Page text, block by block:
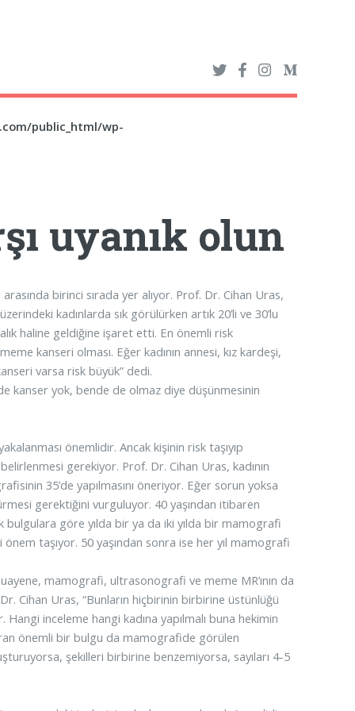
public_html/wp-
uyanık olun
birinci sırada yer alıyor. Prof. Dr. Cihan Uras,
kadınlarda sık görülürken artık 20’li ve 30’lu
haline geldiğine işaret etti. En önemli risk
kanseri olması. Eğer kadının annesi, kız kardeşi,
varsa risk büyük” dedi.
kanser yok, bende de olmaz diye düşünmesinin
önemlidir. Ancak kişinin risk taşıyıp
gerekiyor. Prof. Dr. Cihan Uras, kadının
35’de yapılmasını öneriyor. Eğer sorun yoksa
gerektiğini vurguluyor. 40 yaşından itibaren
bulgulara göre yılda bir ya da iki yılda bir mamografi
önem taşıyor. 50 yaşından sonra ise her yıl mamografi
mamografi, ultrasonografi ve meme MR’ının da
Cihan Uras, “Bunların hiçbirinin birbirine üstünlüğü
inceleme hangi kadına yapılmalı buna hekimin
önemli bir bulgu da mamografide görülen
şekilleri birbirine benzemiyorsa, sayıları 4-5